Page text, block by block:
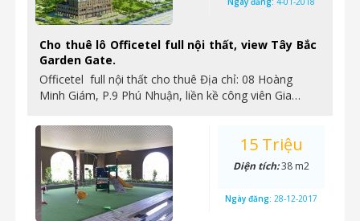
Cho thuê lô Officetel full nội thất, view Tây Bắc
Garden Gate.
Officetel full nội thất cho thuê Địa chỉ: 08 Hoàng
Minh Giám, P.9 Phú Nhuận, liền kề công viên Gia…
15 Triệu
Diện tích:38 m2
Ngày đăng: 28-12-2017